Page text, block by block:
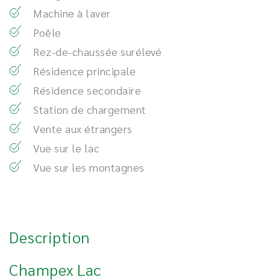
Machine à laver
Poêle
Rez-de-chaussée surélevé
Résidence principale
Résidence secondaire
Station de chargement
Vente aux étrangers
Vue sur le lac
Vue sur les montagnes
Description
Champex Lac